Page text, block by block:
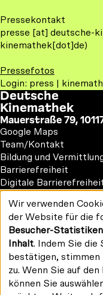
Pressekontakt
presse [at] deutsche-
kinemathek[dot]de)
Pressefotos
Login: press |
Deutsche
Kinemathek
Mauerstraße 79,
Google Maps
Footer
1
Team/Kontakt
Bildung und
Barrierefreiheit
Digitale
Vermietung
Newsletter
#kinemathek
Follow
us
on:
F
a
c
b
Y
o
u
T
I
n
s
Drucken/PDF
Verwendung
personenbezogener
Daten
und
Cookies
Wir verwenden
der Website für die
Besucher-
Inhalt. Indem Sie die
bestätigen, stimmen
zu. Wenn Sie auf
können Sie